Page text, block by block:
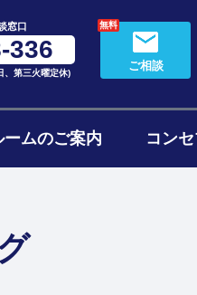
窓口
336
、第三火曜定休)
無料
ご相談
ームのご案内 コンセ